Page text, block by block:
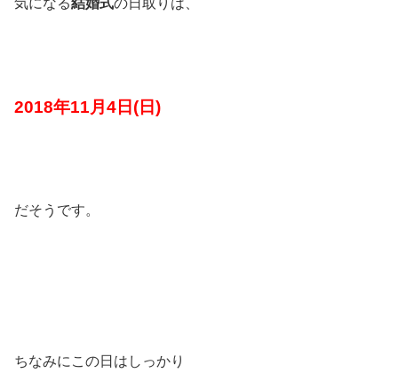
気になる結婚式の日取りは、
2018年11月4日(日)
だそうです。
ちなみにこの日はしっかり